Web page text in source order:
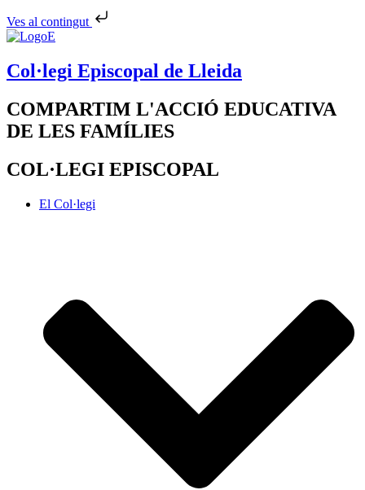
Ves al contingut
Col·legi Episcopal de Lleida
COMPARTIM L'ACCIÓ EDUCATIVA
DE LES FAMÍLIES
COL·LEGI EPISCOPAL
El Col·legi